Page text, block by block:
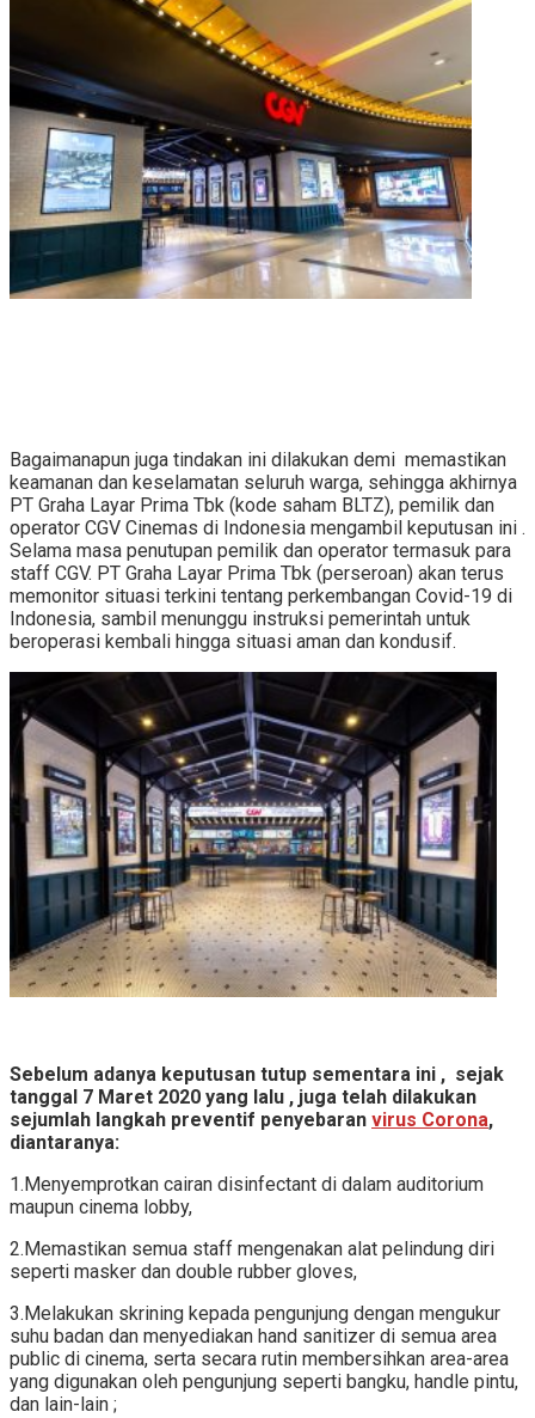
Bagaimanapun juga tindakan ini dilakukan demi memastikan
keamanan dan keselamatan seluruh warga, sehingga akhirnya
PT Graha Layar Prima Tbk (kode saham BLTZ), pemilik dan
operator CGV Cinemas di Indonesia mengambil keputusan ini .
Selama masa penutupan pemilik dan operator termasuk para
staff CGV. PT Graha Layar Prima Tbk (perseroan) akan terus
memonitor situasi terkini tentang perkembangan Covid-19 di
Indonesia, sambil menunggu instruksi pemerintah untuk
beroperasi kembali hingga situasi aman dan kondusif.
Sebelum adanya keputusan tutup sementara ini , sejak
tanggal 7 Maret 2020 yang lalu , juga telah dilakukan
sejumlah langkah preventif penyebaran virus Corona,
diantaranya:
1.Menyemprotkan cairan disinfectant di dalam auditorium
maupun cinema lobby,
2.Memastikan semua staff mengenakan alat pelindung diri
seperti masker dan double rubber gloves,
3.Melakukan skrining kepada pengunjung dengan mengukur
suhu badan dan menyediakan hand sanitizer di semua area
public di cinema, serta secara rutin membersihkan area-area
yang digunakan oleh pengunjung seperti bangku, handle pintu,
dan lain-lain ;